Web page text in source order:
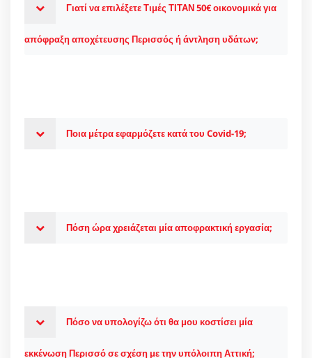
Γιατί να επιλέξετε Τιμές ΤΙΤΑΝ 50€ οικονομικά για
απόφραξη αποχέτευσης Περισσός ή άντληση υδάτων;
Ποια μέτρα εφαρμόζετε κατά του Covid-19;
Πόση ώρα χρειάζεται μία αποφρακτική εργασία;
Πόσο να υπολογίζω ότι θα μου κοστίσει μία
εκκένωση Περισσό σε σχέση με την υπόλοιπη Αττική;